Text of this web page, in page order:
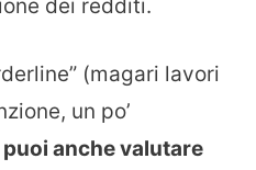
dei redditi.
(magari lavori
un po’
anche valutare